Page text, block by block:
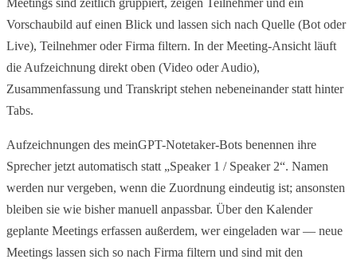
Vorschaubild auf einen Blick und lassen sich nach Quelle (Bot oder
Live), Teilnehmer oder Firma filtern. In der Meeting-Ansicht läuft
die Aufzeichnung direkt oben (Video oder Audio),
Zusammenfassung und Transkript stehen nebeneinander statt hinter
Tabs.
Aufzeichnungen des meinGPT-Notetaker-Bots benennen ihre
Sprecher jetzt automatisch statt „Speaker 1 / Speaker 2“. Namen
werden nur vergeben, wenn die Zuordnung eindeutig ist; ansonsten
bleiben sie wie bisher manuell anpassbar. Über den Kalender
geplante Meetings erfassen außerdem, wer eingeladen war — neue
Meetings lassen sich so nach Firma filtern und sind mit den